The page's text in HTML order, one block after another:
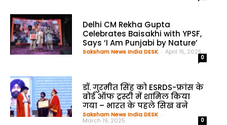
Delhi CM Rekha Gupta
Celebrates Baisakhi with YPSF,
Says ‘I Am Punjabi by Nature’
Saksham News India DESK - April 15, 2025
0
डॉ. गुरमीत सिंह को ESRDS-फ्रांस के
बोर्ड ऑफ ट्रस्टी में शामिल किया
गया – भारत के पहले सिख बने
Saksham News India DESK -
March 19, 2025 0